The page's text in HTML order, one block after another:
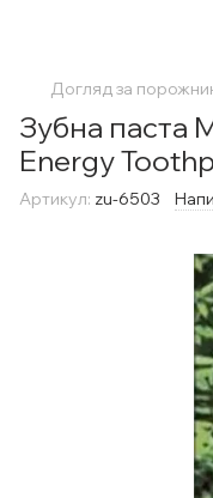
Догляд за
Зубна паста
Energy
Артикул: zu-6503